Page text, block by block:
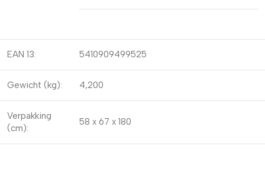
EAN 13: 5410909499525
Gewicht (kg): 4,200
Verpakking
(cm):
58 x 67 x 180